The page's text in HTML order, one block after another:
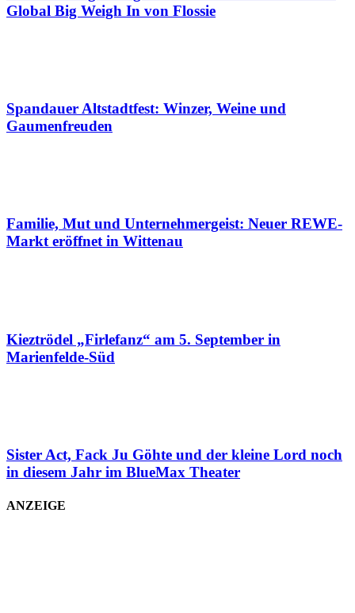
Global Big Weigh In von Flossie
Spandauer Altstadtfest: Winzer, Weine und
Gaumenfreuden
Familie, Mut und Unternehmergeist: Neuer REWE-
Markt eröffnet in Wittenau
Kieztrödel „Firlefanz“ am 5. September in
Marienfelde-Süd
Sister Act, Fack Ju Göhte und der kleine Lord noch
in diesem Jahr im BlueMax Theater
ANZEIGE